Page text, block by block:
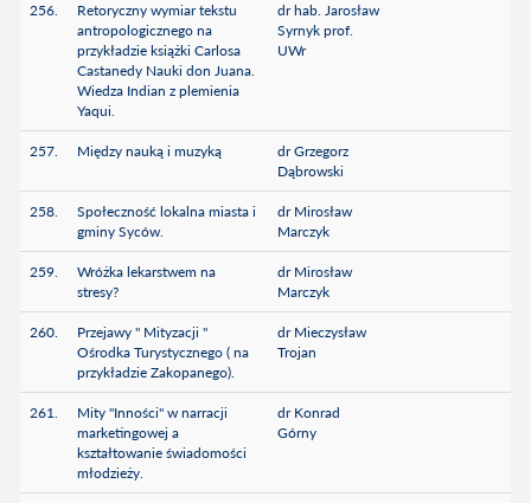
256.
Retoryczny wymiar tekstu
antropologicznego na
przykładzie książki Carlosa
Castanedy Nauki don Juana.
Wiedza Indian z plemienia
Yaqui.
dr hab. Jarosław
Syrnyk prof.
UWr
257. Między nauką i muzyką
dr Grzegorz
Dąbrowski
258.
Społeczność lokalna miasta i
gminy Syców.
dr Mirosław
Marczyk
259.
Wróżka lekarstwem na
stresy?
dr Mirosław
Marczyk
260.
Przejawy " Mityzacji "
Ośrodka Turystycznego ( na
przykładzie Zakopanego).
dr Mieczysław
Trojan
261.
Mity "Inności" w narracji
marketingowej a
kształtowanie świadomości
młodzieży.
dr Konrad
Górny